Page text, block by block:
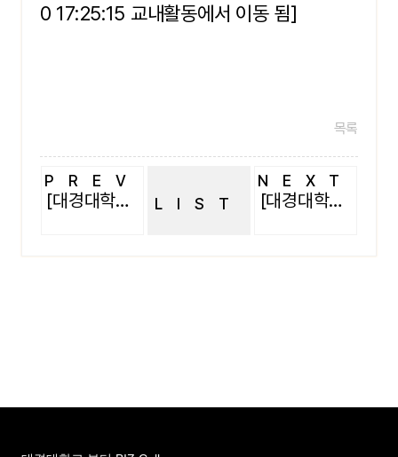
0 17:25:15 교내활동에서 이동 됨]
목록
PREV
[대경대학교 피부미용과]2015 체육대회 LIST
NEXT
[대경대학교 피부미용과]2014.5 체육대회